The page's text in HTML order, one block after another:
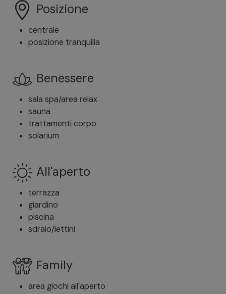
Posizione
centrale
posizione tranquilla
Benessere
sala spa/area relax
sauna
trattamenti corpo
solarium
All'aperto
terrazza
giardino
piscina
sdraio/lettini
Family
area giochi all'aperto